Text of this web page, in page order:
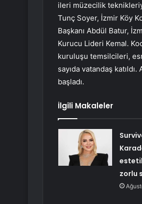
ileri müzecilik
Tunç Soyer, İzmir Köy
Başkanı Abdül Batur,
Kurucu Lideri Kemal.
kuruluşu temsilcileri,
sayıda vatandaş
başladı.
İlgili Makaleler
zorlu